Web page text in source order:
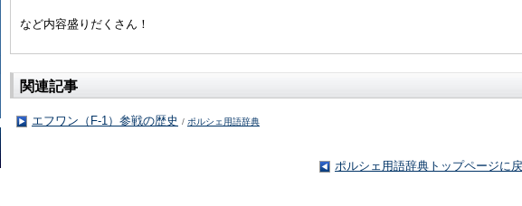
など内容盛りだくさん！
関連記事
エフワン（F-1）参戦の歴史 / ポルシェ用語辞典
ポルシェ用語辞典トップページに